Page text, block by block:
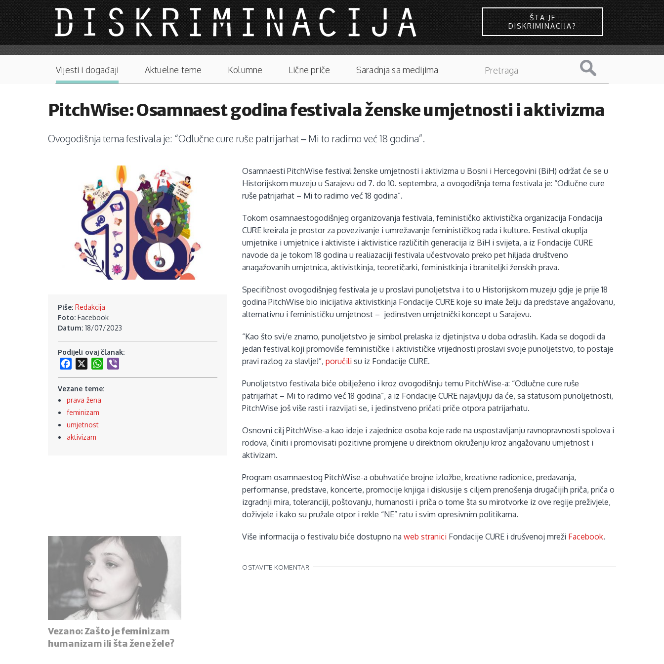
Skip to main content
ŠTA JE
DISKRIMINACIJA?
Main menu
Vijesti i događaji Aktuelne teme Kolumne Lične priče Saradnja sa medijima
PitchWise: Osamnaest godina festivala ženske umjetnosti i aktivizma
Ovogodišnja tema festivala je: “Odlučne cure ruše patrijarhat – Mi to radimo već 18 godina”.
Piše: Redakcija
Foto: Facebook
Datum: 18/07/2023
Podijeli ovaj članak:
Facebook
WhatsApp
Vezane teme:
prava žena
feminizam
umjetnost
aktivizam
Vezano:Zašto je feminizam
humanizam ili šta žene žele?
Osamnaesti PitchWise festival ženske umjetnosti i aktivizma u Bosni i Hercegovini (BiH) održat će se u
Historijskom muzeju u Sarajevu od 7. do 10. septembra, a ovogodišnja tema festivala je: “Odlučne cure
ruše patrijarhat – Mi to radimo već 18 godina”.
Tokom osamnaestogodišnjeg organizovanja festivala, feminističko aktivistička organizacija Fondacija
CURE kreirala je prostor za povezivanje i umrežavanje feminističkog rada i kulture. Festival okuplja
umjetnike i umjetnice i aktiviste i aktivistice različitih generacija iz BiH i svijeta, a iz Fondacije CURE
navode da je tokom 18 godina u realiazaciji festivala učestvovalo preko pet hiljada društveno
anagažovanih umjetnica, aktivistkinja, teoretičarki, feministkinja i braniteljki ženskih prava.
Specifičnost ovogodišnjeg festivala je u proslavi punoljetstva i to u Historijskom muzeju gdje je prije 18
godina PitchWise bio inicijativa aktivistkinja Fondacije CURE koje su imale želju da predstave angažovanu,
alternativnu i feminističku umjetnost – jedinstven umjetnički koncept u Sarajevu.
“Kao što svi/e znamo, punoljetstvo je simbol prelaska iz djetinjstva u doba odraslih. Kada se dogodi da
jedan festival koji promoviše feminističke i aktivističke vrijednosti proslavi svoje punoljetstvo, to postaje
pravi razlog za slavlje!”,poručili su iz Fondacije CURE.
Punoljetstvo festivala biće obilježeno i kroz ovogodišnju temu PitchWise-a: “Odlučne cure ruše
patrijarhat – Mi to radimo već 18 godina”, a iz Fondacije CURE najavljuju da će, sa statusom punoljetnosti,
PitchWise još više rasti i razvijati se, i jedinstveno pričati priče otpora patrijarhatu.
Osnovni cilj PitchWise-a kao ideje i zajednice osoba koje rade na uspostavljanju ravnopravnosti spolova i
rodova, činiti i promovisati pozitivne promjene u direktnom okruženju kroz angažovanu umjetnost i
aktivizam.
Program osamnaestog PitchWise-a obuhvatiće brojne izložbe, kreativne radionice, predavanja,
performanse, predstave, koncerte, promocije knjiga i diskusije s ciljem prenošenja drugačijih priča, priča o
izgradnji mira, toleranciji, poštovanju, humanosti i priča o tome šta su mirotvorke iz ove regije preživjele,
doživjele i kako su pružale otpor i rekle “NE” ratu i svim opresivnim politikama.
Više informacija o festivalu biće dostupno naweb stranici Fondacije CURE i drušvenoj mreži Facebook.
OSTAVITE KOMENTAR